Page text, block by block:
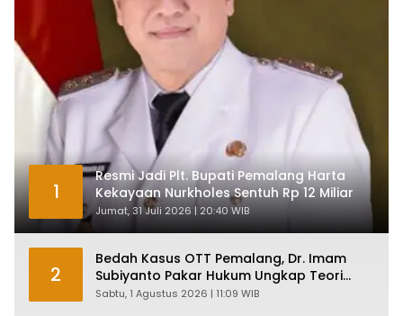
1
Resmi Jadi Plt. Bupati Pemalang Harta
Kekayaan Nurkholes Sentuh Rp 12 Miliar
Jumat, 31 Juli 2026 | 20:40 WIB
2
Bedah Kasus OTT Pemalang, Dr. Imam
Subiyanto Pakar Hukum Ungkap Teori
Penyertaan KPK
Sabtu, 1 Agustus 2026 | 11:09 WIB